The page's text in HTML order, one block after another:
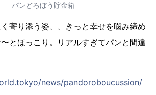
パンどろぼう貯金箱
寄り添う姿、、きっと幸せを噛み締め
とほっこり。リアルすぎてパンと間違
news/pandoroboucussion/